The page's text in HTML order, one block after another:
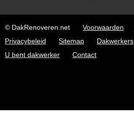
© DakRenoveren.net Voorwaarden
Privacybeleid
Sitemap Dakwerkers
U bent dakwerker
Contact